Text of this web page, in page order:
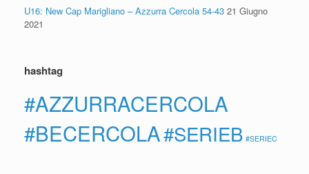
U16: New Cap Marigliano – Azzurra Cercola 54-43 21 Giugno
2021
hashtag
#AZZURRACERCOLA
#BECERCOLA#SERIEB #SERIEC